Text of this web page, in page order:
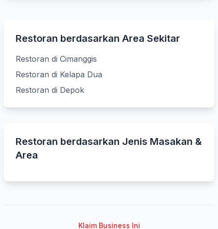
Restoran berdasarkan Area Sekitar
Restoran di Cimanggis
Restoran di Kelapa Dua
Restoran di Depok
Restoran berdasarkan Jenis Masakan &
Area
Klaim Business Ini